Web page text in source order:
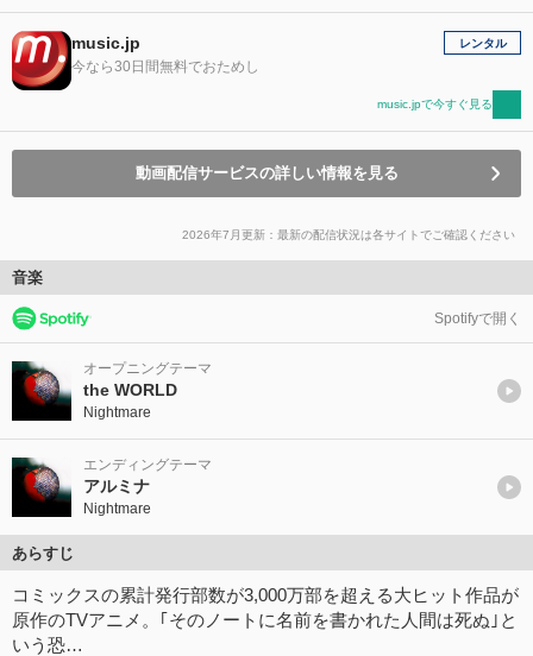
music.jp
今なら30日間無料でおためし
レンタル
music.jpで今すぐ見る
動画配信サービスの詳しい情報を見る
2026年7月更新：最新の配信状況は各サイトでご確認ください
音楽
Spotifyで開く
オープニングテーマ
the WORLD
Nightmare
エンディングテーマ
アルミナ
Nightmare
あらすじ
コミックスの累計発行部数が3,000万部を超える大ヒット作品が
原作のTVアニメ。｢そのノートに名前を書かれた人間は死ぬ｣と
いう恐…